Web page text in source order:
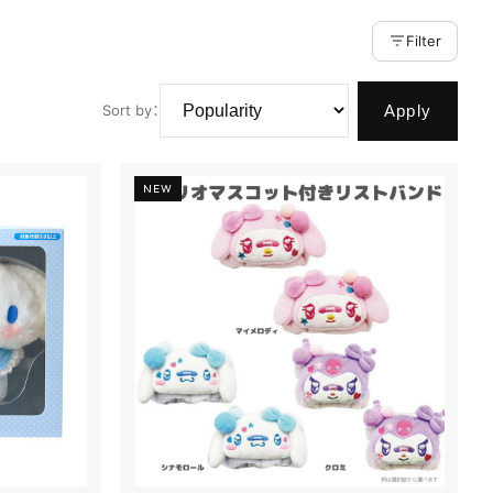
Filter
Sort by： Apply
NEW